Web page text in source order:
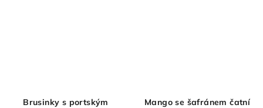
Brusinky s portským
Mango se šafránem čatní